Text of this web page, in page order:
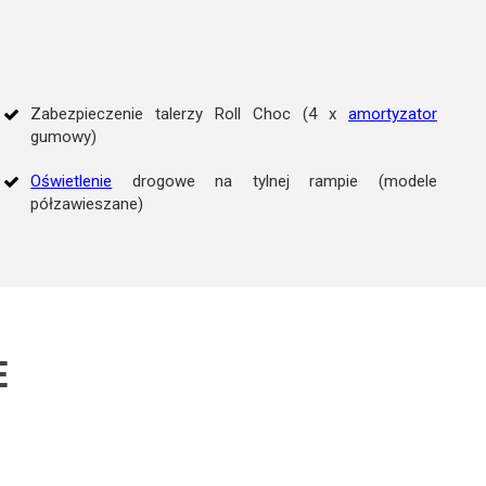
Zabezpieczenie talerzy Roll Choc (4 x amortyzator
gumowy)
Oświetlenie drogowe na tylnej rampie (modele
półzawieszane)